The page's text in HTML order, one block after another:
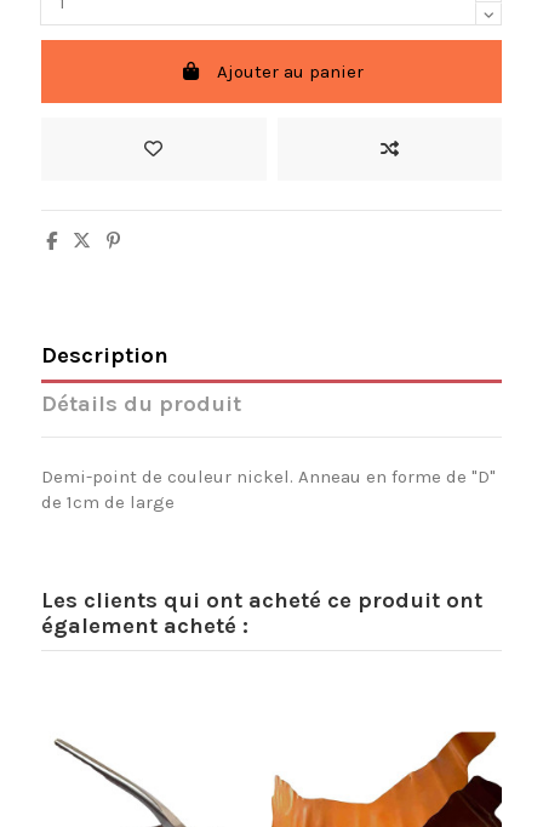
Ajouter au panier
Description
Détails du produit
Demi-point de couleur nickel. Anneau en forme de "D"
de 1cm de large
Les clients qui ont acheté ce produit ont
également acheté :